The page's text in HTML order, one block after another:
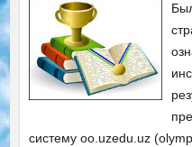
систему oo.uzedu.uz